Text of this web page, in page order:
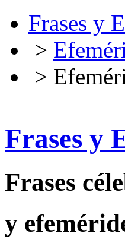
Frases y
>
>
Frases y
Frases
y